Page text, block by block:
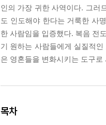
인의 가장 귀한 사역이다. 그러
도 인도해야 한다는 거룩한 사
한 사람임을 입증했다. 복음 전
기 원하는 사람들에게 실질적
은 영혼들을 변화시키는 도구
목차